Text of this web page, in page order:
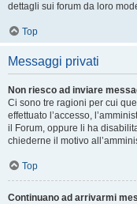
dettagli sui forum da loro
Top
Messaggi privati
Non riesco ad inviare
Ci sono tre ragioni per cui
effettuato l’accesso,
il Forum, oppure li ha
chiederne il motivo
Top
Continuano ad arrivarmi